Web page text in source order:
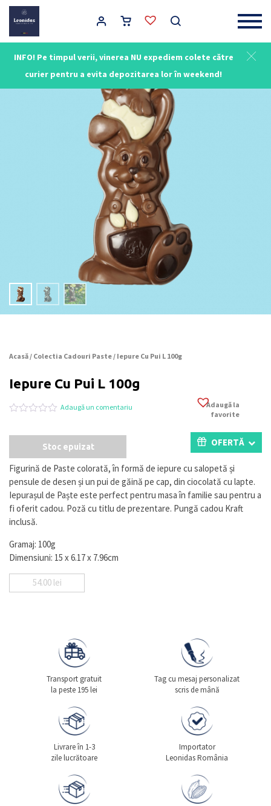
INFO! Pe timpul verii, vinerea NU expediem colete către
curier pentru a evita depozitarea lor în weekend!
Main Navigation
Acasă/ Colectia Cadouri Paste/ Iepure Cu Pui L 100g
Iepure Cu Pui L 100g
5
pe
baza
a
evaluări
de
la
clienți
Adaugă un comentariu
Adaugă la
favorite
Stoc epuizat OFERTĂ
Figurină de Paste colorată, în formă de iepure cu salopetă și
pensule de desen și un pui de găină pe cap, din ciocolată cu lapte.
Iepurașul de Paște este perfect pentru masa în familie sau pentru a
fi oferit cadou. Poză cu titlu de prezentare. Pungă cadou Kraft
inclusă.
Gramaj: 100g
Dimensiuni: 15 x 6.17 x 7.96cm
54.00 lei
Transport gratuit
la peste 195 lei
Tag cu mesaj personalizat
scris de mână
Livrare în 1-3
zile lucrătoare
Importator
Leonidas România